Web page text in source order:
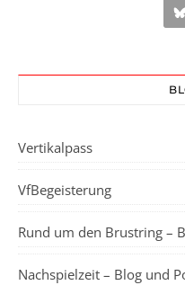
Vertikalpass
VfBegeisterung
Rund um den Brustring –
Nachspielzeit – Blog und